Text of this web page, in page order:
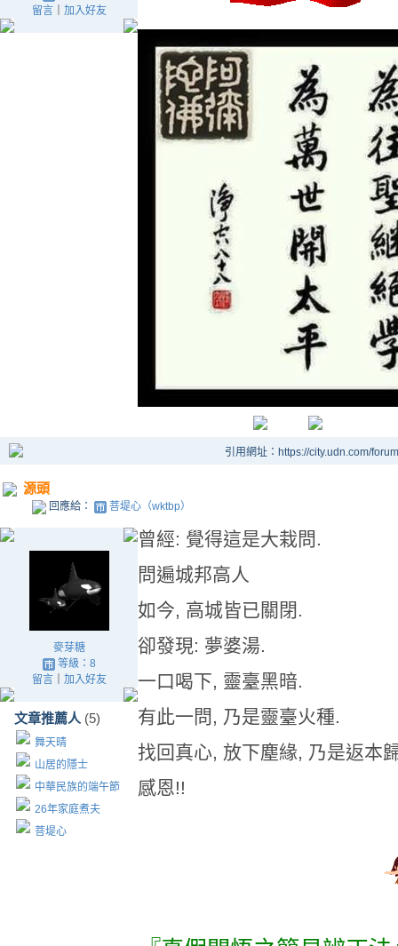
留言｜ 加入好友
引用網址：https://city.udn.com/
源頭
回應給： 菩堤心（wktbp）
麥芽糖
等級：8
留言｜ 加入好友
文章推薦人 (5)
舞天晴
山居的隱士
中華民族的端午節
26年家庭煮夫
菩堤心
曾經: 覺得這是大栽問.
問遍城邦高人
如今, 高城皆已關閉.
卻發現: 夢婆湯.
一口喝下, 靈臺黑暗.
有此一問, 乃是靈臺火種.
找回真心, 放下塵緣, 乃是返本
感恩!!